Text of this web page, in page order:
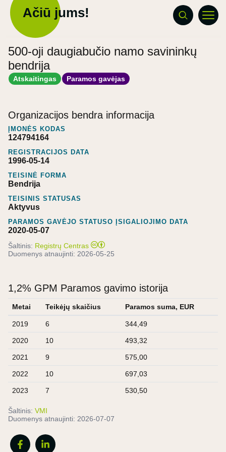
Ačiū jums!
500-oji daugiabučio namo savininkų
bendrija
Atskaitingas Paramos gavėjas
Organizacijos bendra informacija
ĮMONĖS KODAS
124794164
REGISTRACIJOS DATA
1996-05-14
TEISINĖ FORMA
Bendrija
TEISINIS STATUSAS
Aktyvus
PARAMOS GAVĖJO STATUSO ĮSIGALIOJIMO DATA
2020-05-07
Šaltinis: Registrų Centras
Duomenys atnaujinti: 2026-05-25
1,2% GPM Paramos gavimo istorija
Metai Teikėjų skaičius Paramos suma, EUR
2019 6 344,49
2020 10 493,32
2021 9 575,00
2022 10 697,03
2023 7 530,50
Šaltinis: VMI
Duomenys atnaujinti: 2026-07-07